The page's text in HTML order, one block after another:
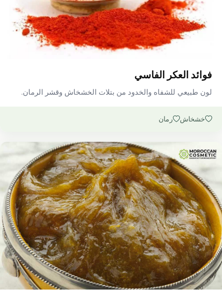
فوائد العكر الفاسي
لون طبيعي للشفاه والخدود من بتلات الخشخاش وقشر الرمان.
خشخاش رمان